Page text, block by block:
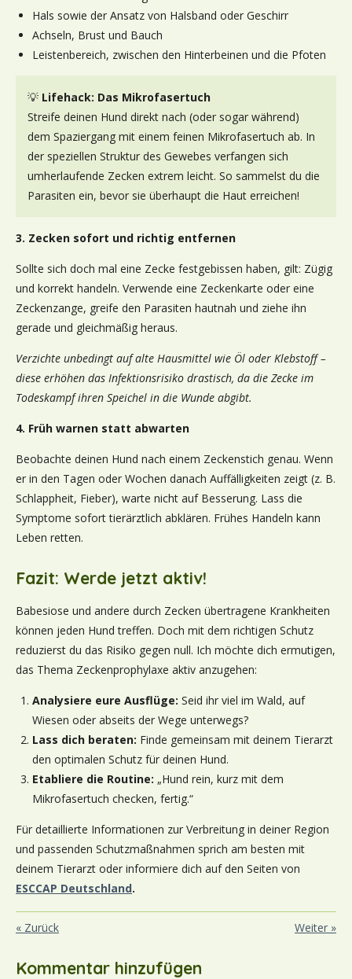
Hals sowie der Ansatz von Halsband oder Geschirr
Achseln, Brust und Bauch
Leistenbereich, zwischen den Hinterbeinen und die Pfoten
💡 Lifehack: Das Mikrofasertuch
Streife deinen Hund direkt nach (oder sogar während)
dem Spaziergang mit einem feinen Mikrofasertuch ab. In
der speziellen Struktur des Gewebes verfangen sich
umherlaufende Zecken extrem leicht. So sammelst du die
Parasiten ein, bevor sie überhaupt die Haut erreichen!
3. Zecken sofort und richtig entfernen
Sollte sich doch mal eine Zecke festgebissen haben, gilt: Zügig
und korrekt handeln. Verwende eine Zeckenkarte oder eine
Zeckenzange, greife den Parasiten hautnah und ziehe ihn
gerade und gleichmäßig heraus.
Verzichte unbedingt auf alte Hausmittel wie Öl oder Klebstoff –
diese erhöhen das Infektionsrisiko drastisch, da die Zecke im
Todeskampf ihren Speichel in die Wunde abgibt.
4. Früh warnen statt abwarten
Beobachte deinen Hund nach einem Zeckenstich genau. Wenn
er in den Tagen oder Wochen danach Auffälligkeiten zeigt (z. B.
Schlappheit, Fieber), warte nicht auf Besserung. Lass die
Symptome sofort tierärztlich abklären. Frühes Handeln kann
Leben retten.
Fazit: Werde jetzt aktiv!
Babesiose und andere durch Zecken übertragene Krankheiten
können jeden Hund treffen. Doch mit dem richtigen Schutz
reduzierst du das Risiko gegen null. Ich möchte dich ermutigen,
das Thema Zeckenprophylaxe aktiv anzugehen:
Analysiere eure Ausflüge: Seid ihr viel im Wald, auf
Wiesen oder abseits der Wege unterwegs?
Lass dich beraten: Finde gemeinsam mit deinem Tierarzt
den optimalen Schutz für deinen Hund.
Etabliere die Routine: „Hund rein, kurz mit dem
Mikrofasertuch checken, fertig.“
Für detaillierte Informationen zur Verbreitung in deiner Region
und passenden Schutzmaßnahmen sprich am besten mit
deinem Tierarzt oder informiere dich auf den Seiten von
ESCCAP Deutschland.
« Zurück Weiter »
Kommentar hinzufügen